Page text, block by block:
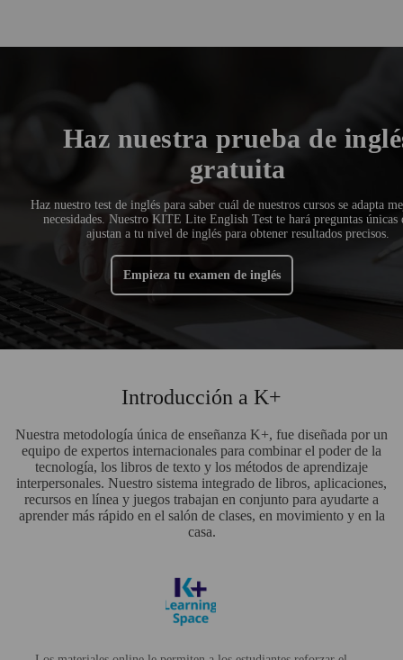
Haz nuestra prueba de
gratuita
Haz nuestro test de inglés para saber cuál de nuestros cursos se adapta
necesidades. Nuestro KITE Lite English Test te hará preguntas únicas
ajustan a tu nivel de inglés para obtener resultados precisos.
Empieza tu examen de inglés
Introducción a K+
Nuestra metodología única de enseñanza K+, fue diseñada por un
equipo de expertos internacionales para combinar el poder de la
tecnología, los libros de texto y los métodos de aprendizaje
interpersonales. Nuestro sistema integrado de libros, aplicaciones,
recursos en línea y juegos trabajan en conjunto para ayudarte a
aprender más rápido en el salón de clases, en movimiento y en la
casa.